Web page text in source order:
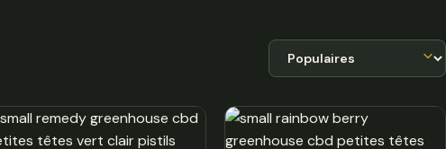
Trier par